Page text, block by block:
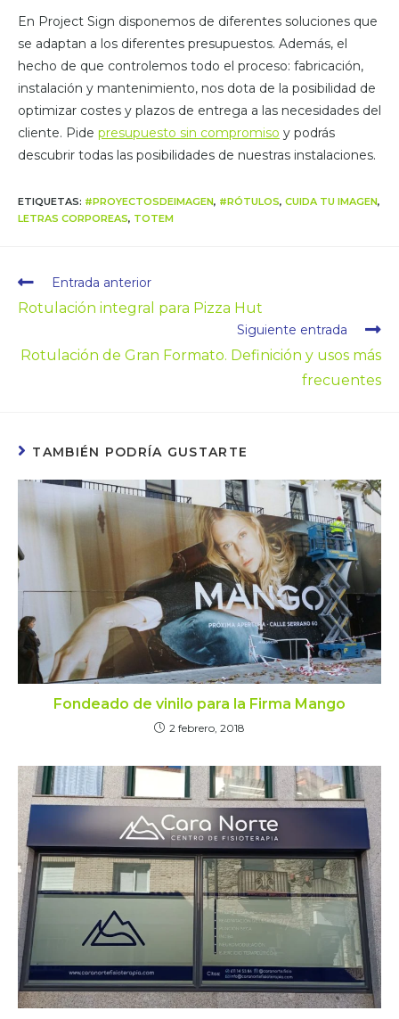
En Project Sign disponemos de diferentes soluciones que
se adaptan a los diferentes presupuestos. Además, el
hecho de que controlemos todo el proceso: fabricación,
instalación y mantenimiento, nos dota de la posibilidad de
optimizar costes y plazos de entrega a las necesidades del
cliente. Pide presupuesto sin compromiso y podrás
descubrir todas las posibilidades de nuestras instalaciones.
ETIQUETAS: #PROYECTOSDEIMAGEN, #RÓTULOS, CUIDA TU IMAGEN,
LETRAS CORPOREAS, TOTEM
Entrada anterior
Rotulación integral para Pizza Hut
Siguiente entrada
Rotulación de Gran Formato. Definición y usos más
frecuentes
TAMBIÉN PODRÍA GUSTARTE
Fondeado de vinilo para la Firma Mango
2 febrero, 2018